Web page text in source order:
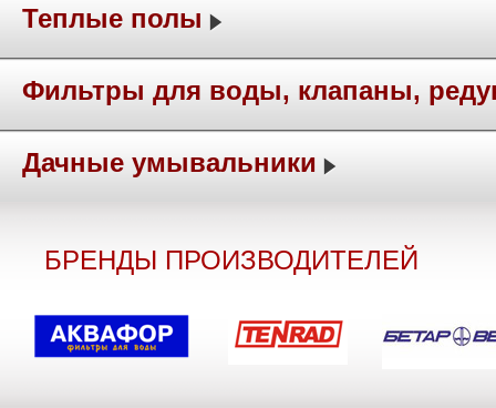
Теплые полы
Фильтры для воды, клапаны,
Дачные умывальники
БРЕНДЫ ПРОИЗВОДИТЕЛЕЙ